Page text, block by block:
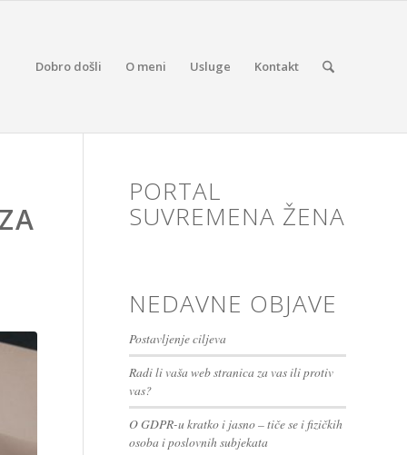
Dobro došli O meni Usluge Kontakt
PORTAL
SUVREMENA ŽENA
NEDAVNE OBJAVE
Postavljenje ciljeva
Radi li vaša web stranica za vas ili protiv
vas?
O GDPR-u kratko i jasno – tiče se i fizičkih
osoba i poslovnih subjekata